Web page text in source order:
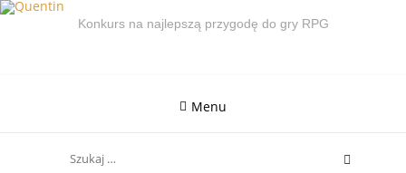
Skip
Konkurs na najlepszą przygodę do gry RPG
Menu
for: